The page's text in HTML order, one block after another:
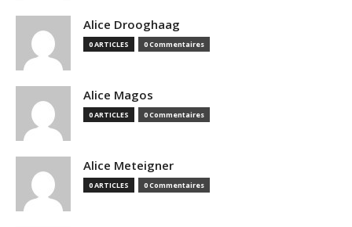
Alice Drooghaag
0 ARTICLES 0 Commentaires
Alice Magos
0 ARTICLES 0 Commentaires
Alice Meteigner
0 ARTICLES 0 Commentaires